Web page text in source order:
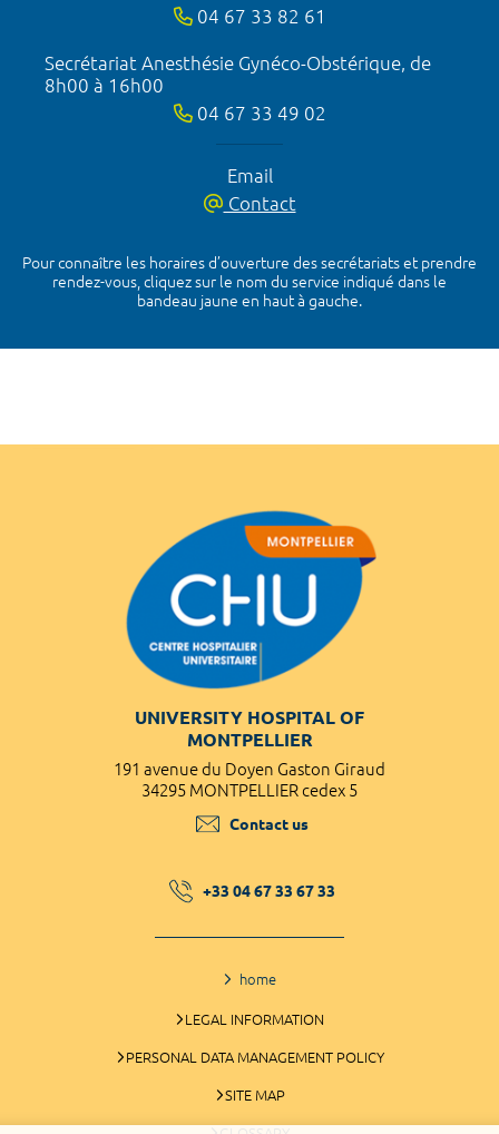
04 67 33 82 61
Secrétariat Anesthésie Gynéco-Obstérique, de
8h00 à 16h00
04 67 33 49 02
Email
Contact
Pour connaître les horaires d’ouverture des secrétariats et prendre
rendez-vous, cliquez sur le nom du service indiqué dans le
bandeau jaune en haut à gauche.
UNIVERSITY HOSPITAL OF
MONTPELLIER
191 avenue du Doyen Gaston Giraud
34295 MONTPELLIER cedex 5
Contact us
+33 04 67 33 67 33
home
LEGAL INFORMATION
PERSONAL DATA MANAGEMENT POLICY
SITE MAP